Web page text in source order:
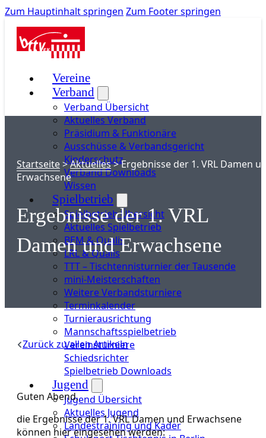
Zum Hauptinhalt springen Zum Footer springen
Vereine
Verband
Verband Übersicht
Aktuelles Verband
Präsidium & Funktionäre
Ausschüsse & Verbandsgericht
Kinderschutz
Verband Downloads
Wissen
Spielbetrieb
Spielbetrieb Übersicht
Aktuelles Spielbetrieb
BEM & Qualis
LRL & Qualis
TTT – Tischtennisturnier der Tausende
mini-Meisterschaften
Weitere Verbandsturniere
Terminkalender
Turnierausrichtung
Mannschaftsspielbetrieb
Vereinsturniere
Schiedsrichter
Spielbetrieb Downloads
Jugend
Jugend Übersicht
Aktuelles Jugend
Landestraining und Kader
Startseite>Aktuelles>Ergebnisse der 1. VRL Damen
Erwachsene
Ergebnisse der 1. VRL
Damen und Erwachsene
Zurück zu allen Artikeln
Guten Abend,
die Ergebnisse der 1. VRL Damen und Erwachsene
können hier eingesehen werden: